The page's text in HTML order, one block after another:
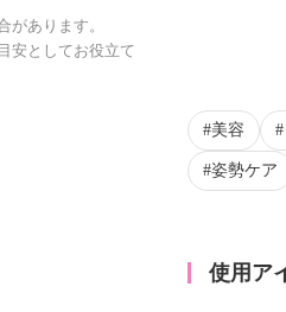
あります。
安としてお役立て
美容
姿勢ケア
使用ア